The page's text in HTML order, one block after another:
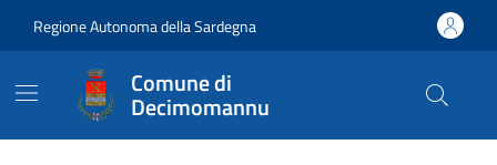
Regione Autonoma della Sardegna
Comune di
Decimomannu